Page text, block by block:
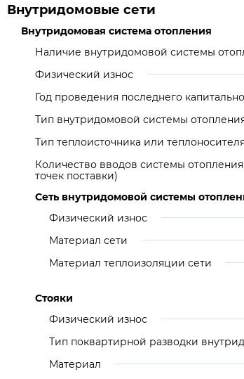
Внутридомовые сети
Внутридомовая система отопления
Наличие внутридомовой системы
Физический износ
Год проведения последнего
Тип внутридомовой системы
Тип теплоисточника или
Количество вводов системы
точек поставки)
Сеть внутридомовой системы
Физический износ
Материал сети
Материал теплоизоляции сети
Стояки
Физический износ
Тип поквартирной разводки
Материал